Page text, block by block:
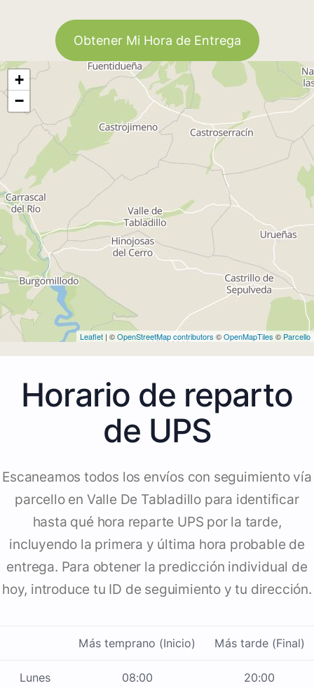
Obtener Mi Hora de Entrega
+
−
Leaflet | ©OpenStreetMap contributors ©OpenMapTiles © Parcello
Horario de reparto
de UPS
Escaneamos todos los envíos con seguimiento vía
parcello en Valle De Tabladillo para identificar
hasta qué hora reparte UPS por la tarde,
incluyendo la primera y última hora probable de
entrega. Para obtener la predicción individual de
hoy, introduce tu ID de seguimiento y tu dirección.
Más temprano (Inicio) Más tarde (Final)
Lunes 08:00 20:00